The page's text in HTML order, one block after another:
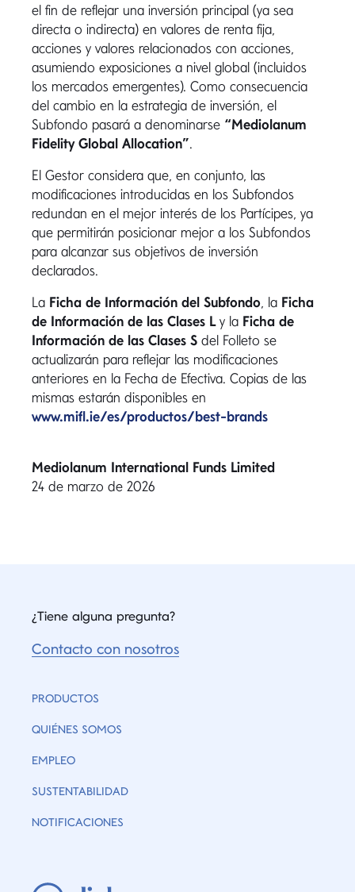
el fin de reflejar una inversión principal (ya sea
directa o indirecta) en valores de renta fija,
acciones y valores relacionados con acciones,
asumiendo exposiciones a nivel global (incluidos
los mercados emergentes). Como consecuencia
del cambio en la estrategia de inversión, el
Subfondo pasará a denominarse “Mediolanum
Fidelity Global Allocation”.
El Gestor considera que, en conjunto, las
modificaciones introducidas en los Subfondos
redundan en el mejor interés de los Partícipes, ya
que permitirán posicionar mejor a los Subfondos
para alcanzar sus objetivos de inversión
declarados.
La Ficha de Información del Subfondo , la Ficha
de Información de las Clases Ly la Ficha de
Información de las Clases S del Folleto se
actualizarán para reflejar las modificaciones
anteriores en la Fecha de Efectiva. Copias de las
mismas estarán disponibles en
www.mifl.ie/es/productos/best-brands
Mediolanum International Funds Limited
24 de marzo de 2026
¿Tiene alguna pregunta?
Contacto con nosotros
PRODUCTOS
QUIÉNES SOMOS
EMPLEO
SUSTENTABILIDAD
NOTIFICACIONES